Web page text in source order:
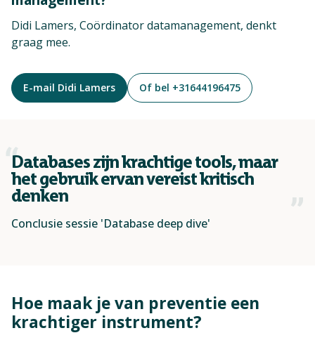
Didi Lamers, Coördinator datamanagement, denkt
graag mee.
E-mail Didi Lamers Of bel +31644196475
Databases zijn krachtige tools, maar
het gebruik ervan vereist kritisch
denken
Conclusie sessie 'Database deep dive'
Hoe maak je van preventie een
krachtiger instrument?